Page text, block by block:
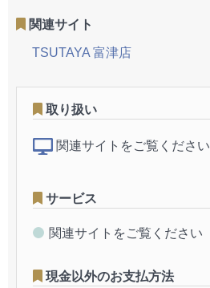
関連サイト
TSUTAYA 富津店
取り扱い
関連サイトをご覧ください
サービス
関連サイトをご覧ください
現金以外のお支払方法